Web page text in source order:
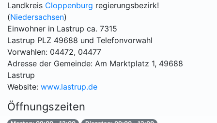
Landkreis Cloppenburg regierungsbezirk!
(Niedersachsen)
Einwohner in Lastrup ca. 7315
Lastrup PLZ 49688 und Telefonvorwahl
Vorwahlen: 04472, 04477
Adresse der Gemeinde: Am Marktplatz 1, 49688
Lastrup
Website: www.lastrup.de
Öffnungszeiten